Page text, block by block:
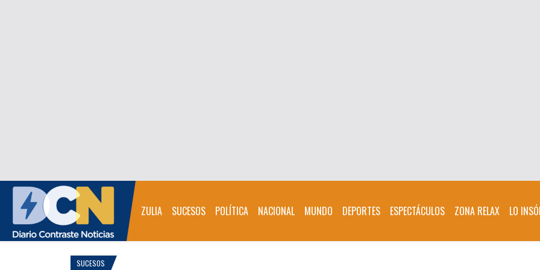
ZULIA SUCESOS POLÍTICA NACIONAL MUNDO DEPORTES ESPECTÁCULOS ZONA RELAX LO
SUCESOS